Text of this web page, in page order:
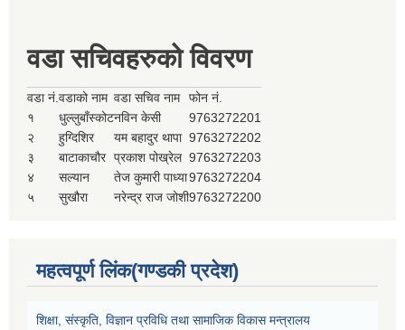
वडा सचिवहरुको विवरण
वडा नं. वडाको नाम वडा सचिव नाम
फोन नं.
१
धुल्लुबाँस्कोटनविन केसी
9763272201
२
हुग्दिशिर यम बहादुर थापा 9763272202
३
बाटाकाचौर प्रकाश पोख्रेल 9763272203
४
सल्यान तेज कुमारी पाध्या9763272204
५
सुखौरा नरेन्द्र राज जोशी9763272200
महत्वपूर्ण लिंक(गण्डकी प्रदेश)
शिक्षा, संस्कृति, विज्ञान प्रविधि तथा सामाजिक विकास मन्त्रालय